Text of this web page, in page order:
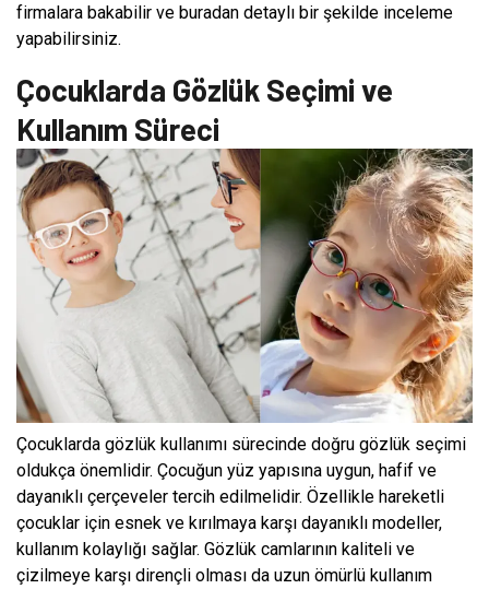
firmalara bakabilir ve buradan detaylı bir şekilde inceleme
yapabilirsiniz.
Çocuklarda Gözlük Seçimi ve
Kullanım Süreci
Çocuklarda gözlük kullanımı sürecinde doğru gözlük seçimi
oldukça önemlidir. Çocuğun yüz yapısına uygun, hafif ve
dayanıklı çerçeveler tercih edilmelidir. Özellikle hareketli
çocuklar için esnek ve kırılmaya karşı dayanıklı modeller,
kullanım kolaylığı sağlar. Gözlük camlarının kaliteli ve
çizilmeye karşı dirençli olması da uzun ömürlü kullanım